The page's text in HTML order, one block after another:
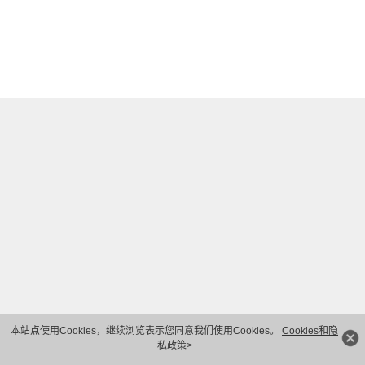
本站点使用Cookies，继续浏览表示您同意我们使用Cookies。 Cookies和隐
私政策>